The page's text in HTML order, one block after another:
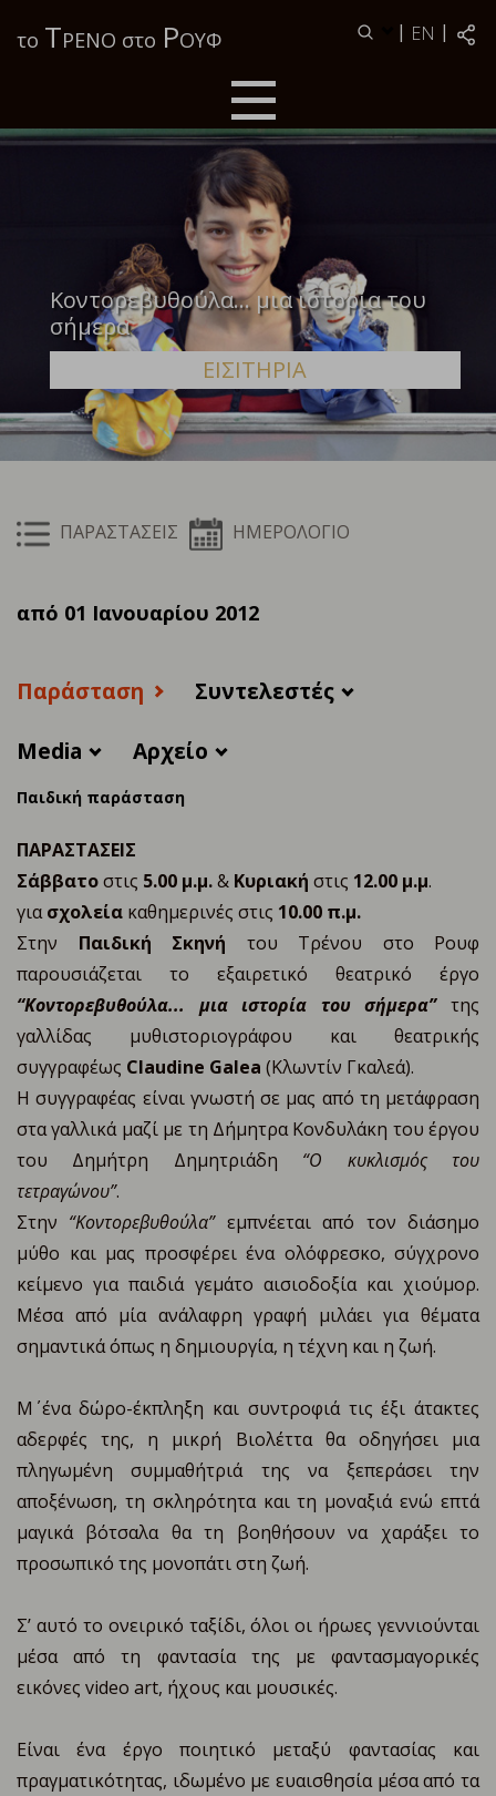
το ΤΡΕΝΟ στο ΡΟΥΦ | EN |
Κοντορεβυθούλα... μια ιστορία του
σήμερα
ΕΙΣΙΤΗΡΙΑ
ΠΑΡΑΣΤΑΣΕΙΣ ΗΜΕΡΟΛΟΓΙΟ
από 01 Ιανουαρίου 2012
Παράσταση
Συντελεστές
Media
Αρχείο
Παιδική παράσταση
ΠΑΡΑΣΤΑΣΕΙΣ
Σάββατοστις 5.00 μ.μ.& Κυριακή στις 12.00 μ.μ.
γιασχολεία καθημερινές στις 10.00 π.μ.
Στην Παιδική Σκηνή του Τρένου στο Ρουφ
παρουσιάζεται το εξαιρετικό θεατρικό έργο
“Κοντορεβυθούλα... μια ιστορία του σήμερα”της
γαλλίδας μυθιστοριογράφου και θεατρικής
συγγραφέως Claudine Galea (Κλωντίν Γκαλεά).
Η συγγραφέας είναι γνωστή σε μας από τη μετάφραση
στα γαλλικά μαζί με τη Δήμητρα Κονδυλάκη του έργου
του Δημήτρη Δημητριάδη “Ο κυκλισμός του
τετραγώνου”.
Στην “Κοντορεβυθούλα”εμπνέεται από τον διάσημο
μύθο και μας προσφέρει ένα ολόφρεσκο, σύγχρονο
κείμενο για παιδιά γεμάτο αισιοδοξία και χιούμορ.
Μέσα από μία ανάλαφρη γραφή μιλάει για θέματα
σημαντικά όπως η δημιουργία, η τέχνη και η ζωή.
Μ΄ ένα δώρο-έκπληξη και συντροφιά τις έξι άτακτες
αδερφές της, η μικρή Βιολέττα θα οδηγήσει μια
πληγωμένη συμμαθήτριά της να ξεπεράσει την
αποξένωση, τη σκληρότητα και τη μοναξιά ενώ επτά
μαγικά βότσαλα θα τη βοηθήσουν να χαράξει το
προσωπικό της μονοπάτι στη ζωή.
Σ’ αυτό το ονειρικό ταξίδι, όλοι οι ήρωες γεννιούνται
μέσα από τη φαντασία της με φαντασμαγορικές
εικόνες video art, ήχους και μουσικές.
Είναι ένα έργο ποιητικό μεταξύ φαντασίας και
πραγματικότητας, ιδωμένο με ευαισθησία μέσα από τα